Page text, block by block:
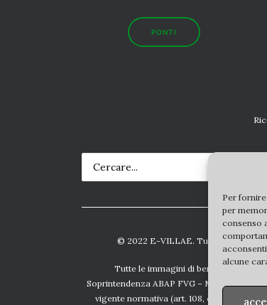
Per
per
consenso
alcune
PONTI
© 2022 E-VILLAE. Tutti i diritti
Tutte le immagini di beni culturali
Soprintendenza ABAP FVG– MiC
. Ulteriori
vigente normativa (art. 108, co. 3 del D.